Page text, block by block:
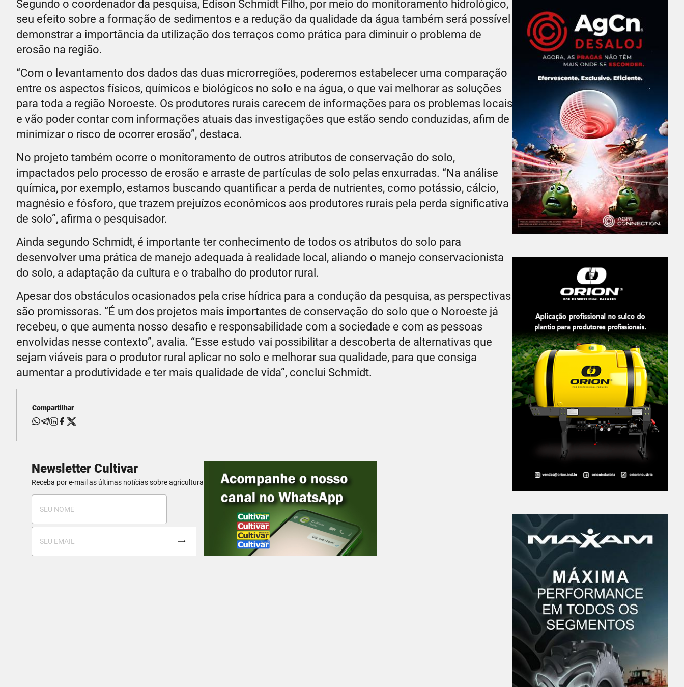
Segundo o coordenador da pesquisa, Edison Schmidt Filho, por meio do monitoramento hidrológico,
seu efeito sobre a formação de sedimentos e a redução da qualidade da água também será possível
demonstrar a importância da utilização dos terraços como prática para diminuir o problema de
erosão na região.
“Com o levantamento dos dados das duas microrregiões, poderemos estabelecer uma comparação
entre os aspectos físicos, químicos e biológicos no solo e na água, o que vai melhorar as soluções
para toda a região Noroeste. Os produtores rurais carecem de informações para os problemas locais
e vão poder contar com informações atuais das investigações que estão sendo conduzidas, afim de
minimizar o risco de ocorrer erosão”, destaca.
No projeto também ocorre o monitoramento de outros atributos de conservação do solo,
impactados pelo processo de erosão e arraste de partículas de solo pelas enxurradas. “Na análise
química, por exemplo, estamos buscando quantificar a perda de nutrientes, como potássio, cálcio,
magnésio e fósforo, que trazem prejuízos econômicos aos produtores rurais pela perda significativa
de solo”, afirma o pesquisador.
Ainda segundo Schmidt, é importante ter conhecimento de todos os atributos do solo para
desenvolver uma prática de manejo adequada à realidade local, aliando o manejo conservacionista
do solo, a adaptação da cultura e o trabalho do produtor rural.
Apesar dos obstáculos ocasionados pela crise hídrica para a condução da pesquisa, as perspectivas
são promissoras. “É um dos projetos mais importantes de conservação do solo que o Noroeste já
recebeu, o que aumenta nosso desafio e responsabilidade com a sociedade e com as pessoas
envolvidas nesse contexto”, avalia. “Esse estudo vai possibilitar a descoberta de alternativas que
sejam viáveis para o produtor rural aplicar no solo e melhorar sua qualidade, para que consiga
aumentar a produtividade e ter mais qualidade de vida”, conclui Schmidt.
Compartilhar
Newsletter Cultivar
Receba por e-mail as últimas notícias sobre agricultura